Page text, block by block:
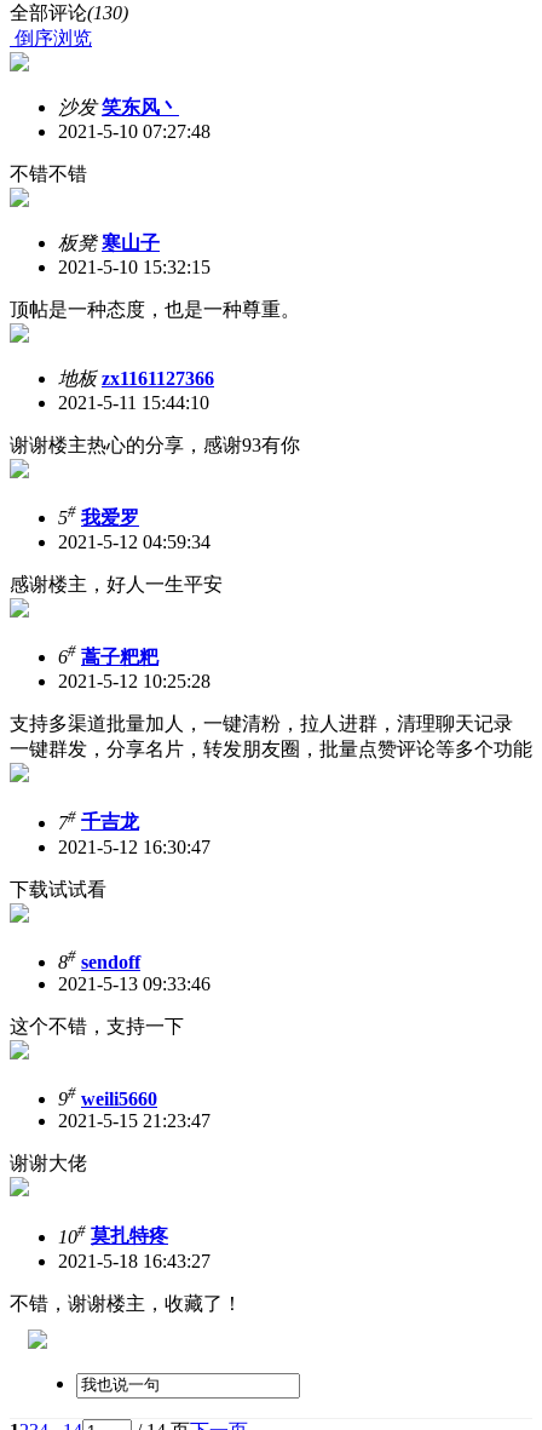
全部评论(130)
倒序浏览
沙发 笑东风丶
2021-5-10 07:27:48
不错不错
板凳 寒山子
2021-5-10 15:32:15
顶帖是一种态度，也是一种尊重。
地板 zx1161127366
2021-5-11 15:44:10
谢谢楼主热心的分享，感谢93有你
5# 我爱罗
2021-5-12 04:59:34
感谢楼主，好人一生平安
6# 蒿子粑粑
2021-5-12 10:25:28
支持多渠道批量加人，一键清粉，拉人进群，清理聊天记录
一键群发，分享名片，转发朋友圈，批量点赞评论等多个功能
7# 千吉龙
2021-5-12 16:30:47
下载试试看
8# sendoff
2021-5-13 09:33:46
这个不错，支持一下
9# weili5660
2021-5-15 21:23:47
谢谢大佬
10# 莫扎特疼
2021-5-18 16:43:27
不错，谢谢楼主，收藏了！